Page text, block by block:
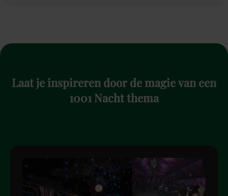
Laatjeinspireren door demagievan een
1001 Nachtthema